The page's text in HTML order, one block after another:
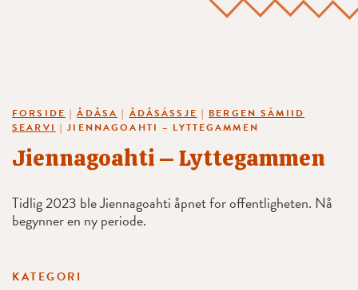
FORSIDE |ÅDÅSA | ÅDÅSÁSSJE | BERGEN SÁMIID
SEARVI |JIENNAGOAHTI – LYTTEGAMMEN
Jiennagoahti – Lyttegammen
Tidlig 2023 ble Jiennagoahti åpnet for offentligheten. Nå
begynner en ny periode.
KATEGORI